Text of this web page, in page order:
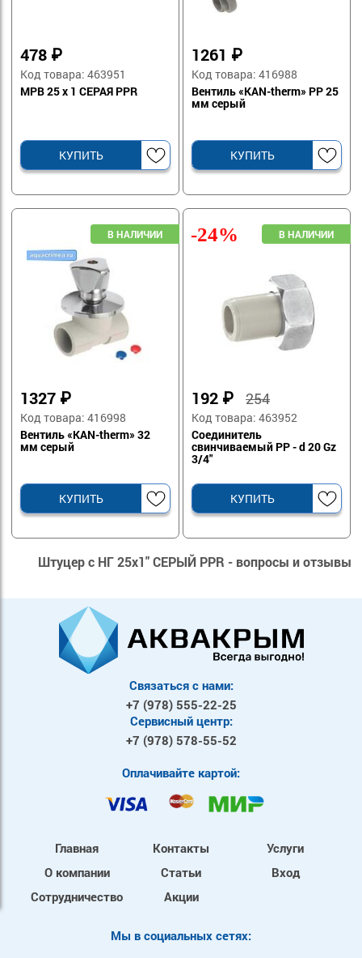
478 ₽
Код товара: 463951
МРВ 25 x 1 СЕРАЯ PPR
КУПИТЬ
1261 ₽
Код товара: 416988
Вентиль «KAN-therm» PP 25
мм серый
КУПИТЬ
1327 ₽
Код товара: 416998
Вентиль «KAN-therm» 32
мм серый
КУПИТЬ
192 ₽254
Код товара: 463952
Соединитель
свинчиваемый PP - d 20 Gz
3/4"
КУПИТЬ
-24%
Штуцер с НГ 25х1" СЕРЫЙ PPR - вопросы и отзывы
Связаться с нами:
+7 (978) 555-22-25
Сервисный центр:
+7 (978) 578-55-52
Оплачивайте картой:
Главная
О компании
Сотрудничество
Контакты
Статьи
Акции
Услуги
Вход
Mы в социальных сетях: